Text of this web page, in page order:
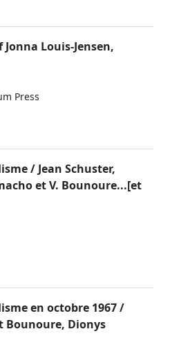
Louis-Jensen,
Press
/ Jean Schuster,
et V. Bounoure...[et
en octobre 1967 /
Bounoure, Dionys